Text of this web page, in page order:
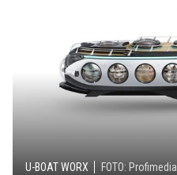
U-BOAT WORX FOTO: Profimedia